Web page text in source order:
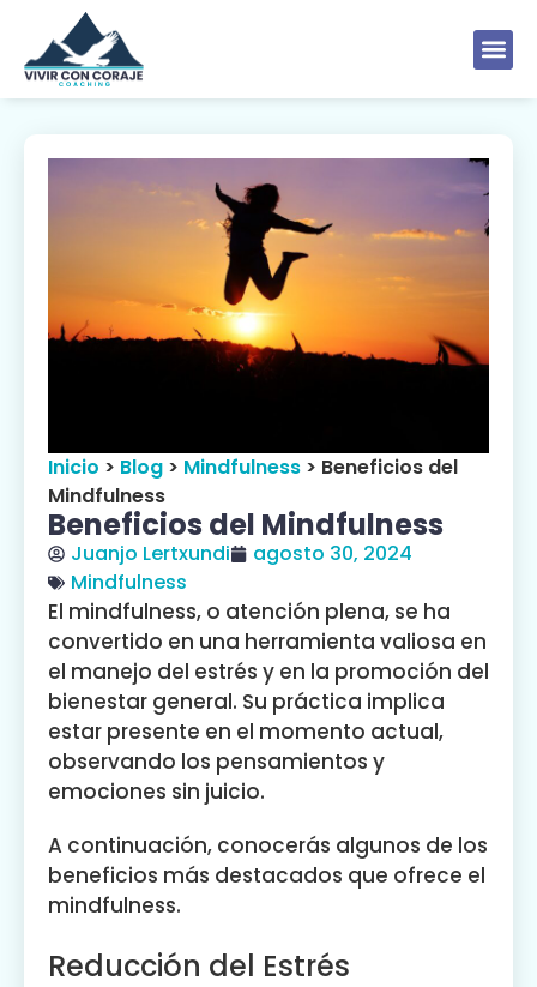
Inicio > Blog > Mindfulness > Beneficios del
Mindfulness
Beneficios del Mindfulness
Juanjo Lertxundi
agosto 30, 2024
Mindfulness
El mindfulness, o atención plena, se ha
convertido en una herramienta valiosa en
el manejo del estrés y en la promoción del
bienestar general. Su práctica implica
estar presente en el momento actual,
observando los pensamientos y
emociones sin juicio.
A continuación, conocerás algunos de los
beneficios más destacados que ofrece el
mindfulness.
Reducción del Estrés